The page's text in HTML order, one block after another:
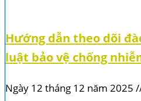
Hướng dẫn theo dõi
luật bảo vệ chống
Ngày 12 tháng 12 năm 2025